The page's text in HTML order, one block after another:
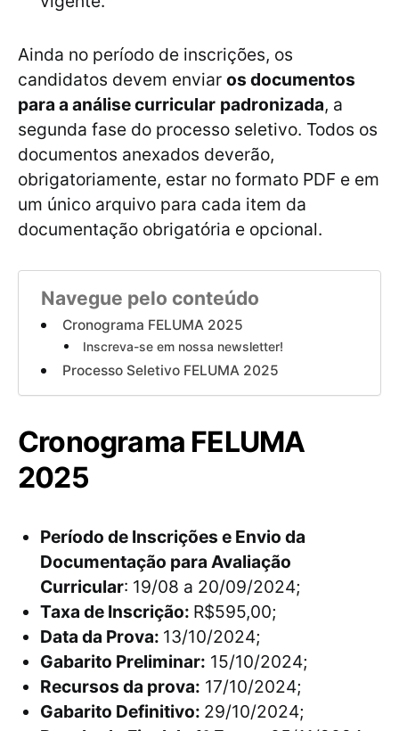
Ainda no período de inscrições, os
candidatos devem enviar os documentos
para a análise curricular padronizada, a
segunda fase do processo seletivo. Todos os
documentos anexados deverão,
obrigatoriamente, estar no formato PDF e em
um único arquivo para cada item da
documentação obrigatória e opcional.
Navegue pelo conteúdo
Cronograma FELUMA 2025
Inscreva-se em nossa newsletter!
Processo Seletivo FELUMA 2025
Cronograma FELUMA
2025
Período de Inscrições e Envio da
Documentação para Avaliação
Curricular: 19/08 a 20/09/2024;
Taxa de Inscrição: R$595,00;
Data da Prova: 13/10/2024;
Gabarito Preliminar: 15/10/2024;
Recursos da prova: 17/10/2024;
Gabarito Definitivo: 29/10/2024;